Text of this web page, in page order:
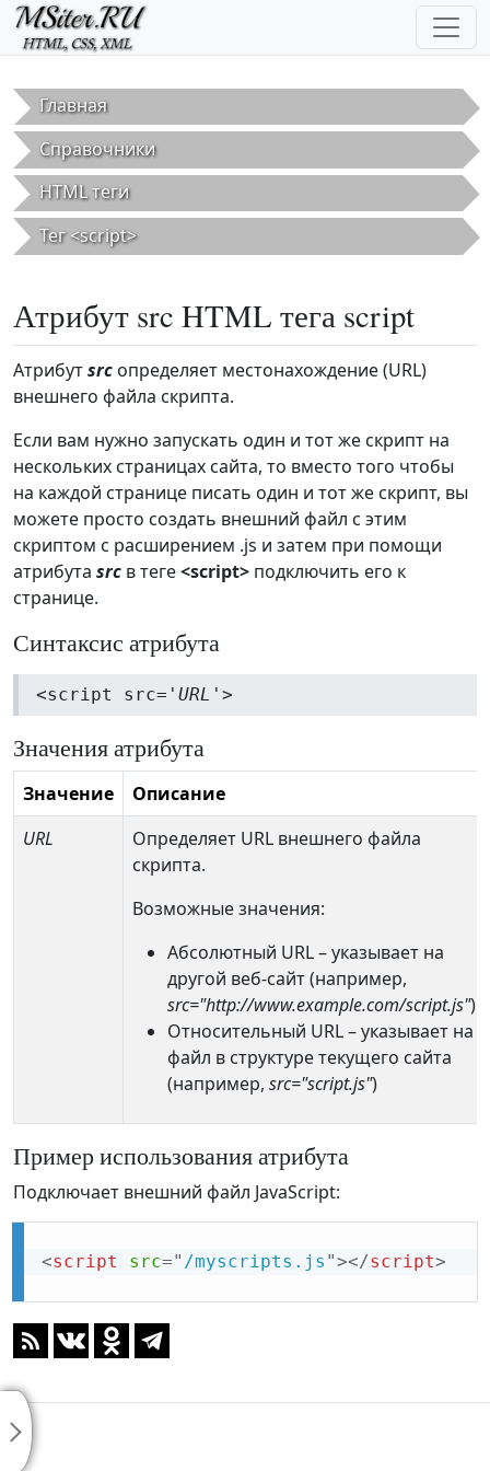
Перейти к основному содержанию
Главная
Справочники
HTML теги
Тег <script>
Атрибут src HTML тега script
Атрибутsrc определяет местонахождение (URL)
внешнего файла скрипта.
Если вам нужно запускать один и тот же скрипт на
нескольких страницах сайта, то вместо того чтобы
на каждой странице писать один и тот же скрипт, вы
можете просто создать внешний файл с этим
скриптом с расширением .js и затем при помощи
атрибута src в теге<script> подключить его к
странице.
Синтаксис атрибута
<script src=' URL '>
Значения атрибута
Значение
Описание
URL
Определяет URL внешнего файла
скрипта.
Возможные значения:
Абсолютный URL – указывает на
другой веб-сайт (например,
src="http://www.example.com/script.js")
Относительный URL – указывает на
файл в структуре текущего сайта
(например, src="script.js")
Пример использования атрибута
Подключает внешний файл JavaScript:
<script src=" /myscripts.js "></script>